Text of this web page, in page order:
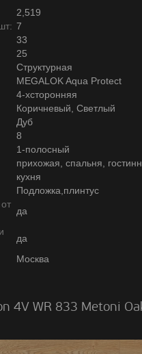
2,519
7
33
25
Структурная
MEGALOK Aqua Protect
4-хсторонняя
Коричневый, Светлый
Дуб
8
1-полосный
прихожая, спальня,
кухня
Подложка,плинтус
да
да
Москва
4V WR 833 Metoni